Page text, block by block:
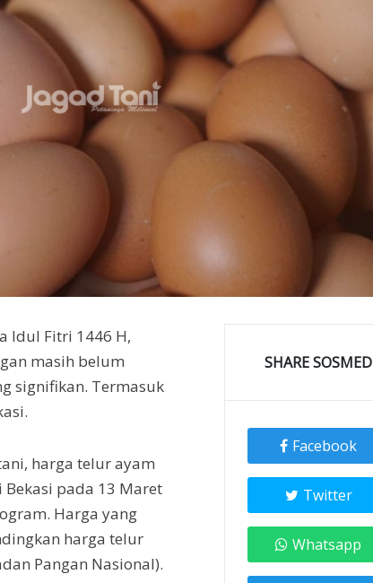
SHARE SOSMED
Facebook
Twitter
Whatsapp
Idul Fitri 1446 H,
masih belum
signifikan. Termasuk
harga telur ayam
pada 13 Maret
Harga yang
harga telur
Pangan Nasional).